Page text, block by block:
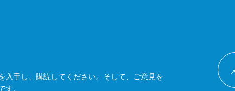
テ
学
ー
光学
入手し、購読してください。そして、ご意見を
。